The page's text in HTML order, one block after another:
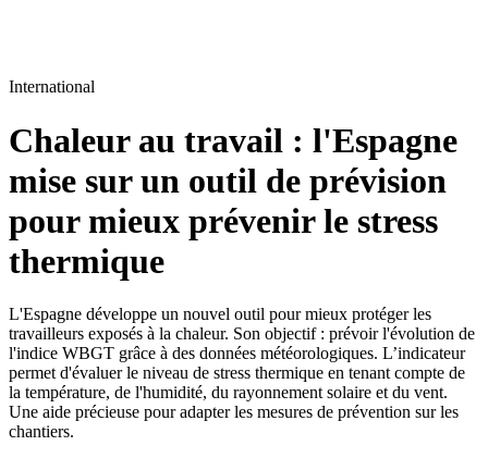
International
Chaleur au travail : l'Espagne
mise sur un outil de prévision
pour mieux prévenir le stress
thermique
L'Espagne développe un nouvel outil pour mieux protéger les
travailleurs exposés à la chaleur. Son objectif : prévoir l'évolution de
l'indice WBGT grâce à des données météorologiques. L’indicateur
permet d'évaluer le niveau de stress thermique en tenant compte de
la température, de l'humidité, du rayonnement solaire et du vent.
Une aide précieuse pour adapter les mesures de prévention sur les
chantiers.